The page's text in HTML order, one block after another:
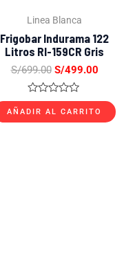
Linea Blanca
Frigobar Indurama 122
Litros RI-159CR Gris
S/699.00 S/499.00
Valorado
con
0
AÑADIR AL CARRITO